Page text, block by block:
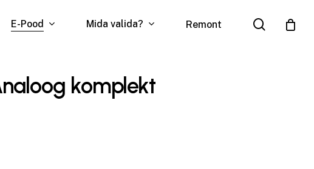
E-Pood Mida valida? Remont search
komplekt